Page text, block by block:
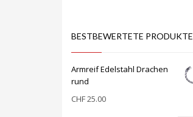
BESTBEWERTETE PRODUKTE
Armreif Edelstahl Drachen
rund
CHF25.00